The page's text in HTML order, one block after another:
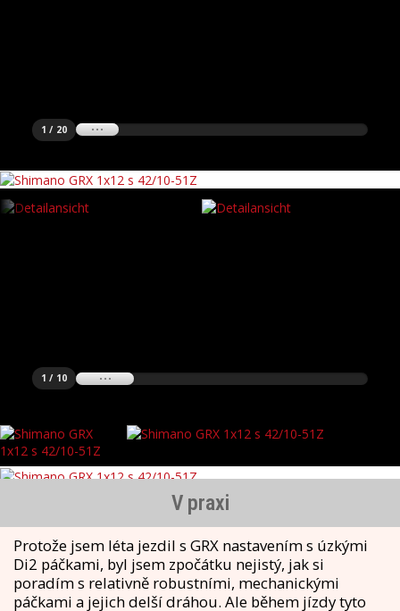
1 / 20
1 / 10
V praxi
Protože jsem léta jezdil s GRX nastavením s úzkými
Di2 páčkami, byl jsem zpočátku nejistý, jak si
poradím s relativně robustními, mechanickými
páčkami a jejich delší dráhou. Ale během jízdy tyto